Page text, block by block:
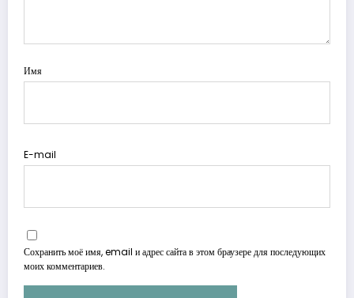
Имя
E-mail
Сохранить моё имя, email и адрес сайта в этом браузере для последующих
моих комментариев.